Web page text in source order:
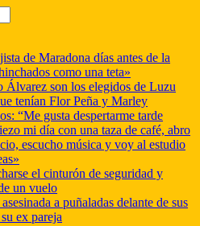
de Maradona días antes de la
como una teta»
son los elegidos de Luzu
tenían Flor Peña y Marley
“Me gusta despertarme tarde
mi día con una taza de café, abro
escucho música y voy al estudio
el cinturón de seguridad y
un vuelo
a puñaladas delante de sus
ex pareja